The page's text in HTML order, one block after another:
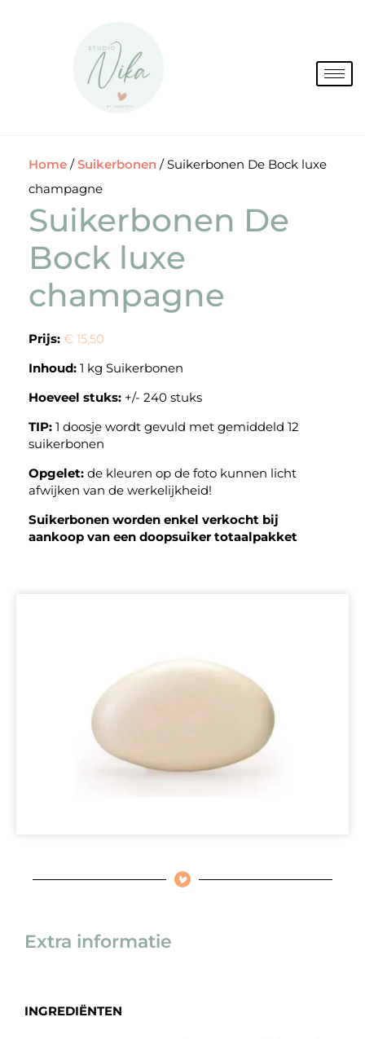
Home /Suikerbonen / Suikerbonen De Bock luxe
champagne
Suikerbonen De
Bock luxe
champagne
Prijs: € 15,50
Inhoud: 1 kg Suikerbonen
Hoeveel stuks: +/- 240 stuks
TIP: 1 doosje wordt gevuld met gemiddeld 12
suikerbonen
Opgelet: de kleuren op de foto kunnen licht
afwijken van de werkelijkheid!
Suikerbonen worden enkel verkocht bij
aankoop van een doopsuiker totaalpakket
Extra informatie
INGREDIËNTEN